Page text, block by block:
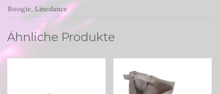
Boogie, Linedance
Ähnliche Produkte